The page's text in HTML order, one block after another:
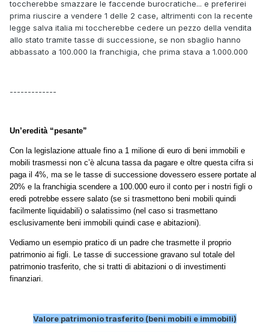
toccherebbe smazzare le faccende burocratiche... e preferirei
prima riuscire a vendere 1 delle 2 case, altrimenti con la recente
legge salva italia mi toccherebbe cedere un pezzo della vendita
allo stato tramite tasse di successione, se non sbaglio hanno
abbassato a 100.000 la franchigia, che prima stava a 1.000.000
-------------
Un’eredità “pesante”
Con la legislazione attuale fino a 1 milione di euro di beni immobili e
mobili trasmessi non c’è alcuna tassa da pagare e oltre questa cifra si
paga il 4%, ma se le tasse di successione dovessero essere portate al
20% e la franchigia scendere a 100.000 euro il conto per i nostri figli o
eredi potrebbe essere salato (se si trasmettono beni mobili quindi
facilmente liquidabili) o salatissimo (nel caso si trasmettano
esclusivamente beni immobili quindi case e abitazioni).
Vediamo un esempio pratico di un padre che trasmette il proprio
patrimonio ai figli. Le tasse di successione gravano sul totale del
patrimonio trasferito, che si tratti di abitazioni o di investimenti
finanziari.
Valore patrimonio trasferito (beni mobili e immobili)